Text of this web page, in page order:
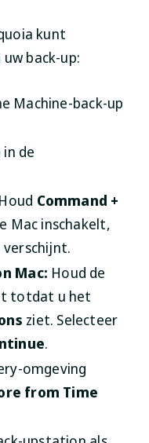
kunt
back-up:
Machine-back-up
de
Houd Command +
Mac inschakelt,
Mac: Houd de
totdat u het
ziet. Selecteer
.
omgeving
from Time